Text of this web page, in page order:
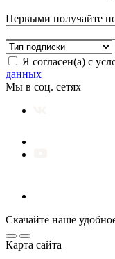
Первыми получайте
Я согласен(а) с
данных
Мы в соц. сетях
Скачайте наше
Карта сайта